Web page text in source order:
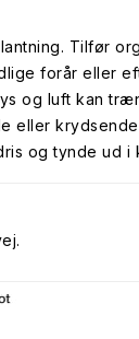
Tilfør
forår eller
og luft kan
eller
og tynde ud i